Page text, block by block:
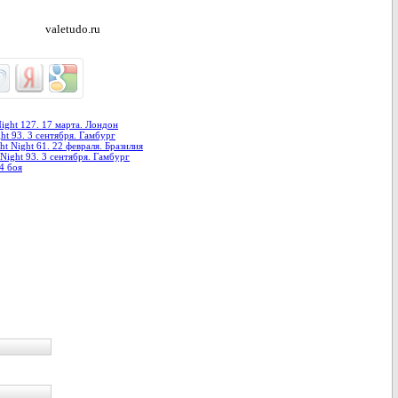
valetudo.ru
127. 17 марта. Лондон
93. 3 сентября. Гамбург
Night 61. 22 февраля. Бразилия
93. 3 сентября. Гамбург
боя